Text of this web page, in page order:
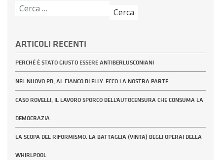
Ricerca
ARTICOLI RECENTI
PERCHÉ È STATO GIUSTO ESSERE ANTIBERLUSCONIANI
NEL NUOVO PD, AL FIANCO DI ELLY. ECCO LA NOSTRA PARTE
CASO ROVELLI, IL LAVORO SPORCO DELL’AUTOCENSURA CHE CONSUMA LA
DEMOCRAZIA
LA SCOPA DEL RIFORMISMO. LA BATTAGLIA (VINTA) DEGLI OPERAI DELLA
WHIRLPOOL